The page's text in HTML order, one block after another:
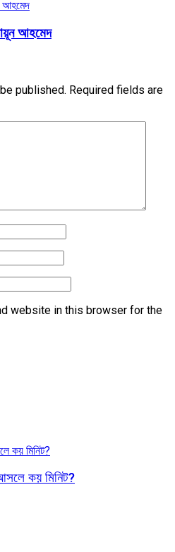
আহমেদ
published. Required fields are
website in this browser for the
কয় মিনিট?